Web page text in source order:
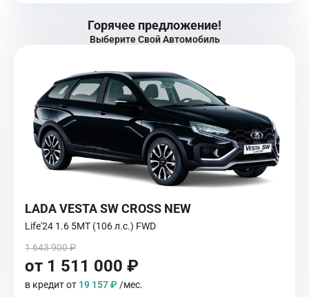
Горячее предложение!
Выберите Свой Автомобиль
LADA VESTA SW CROSS NEW
Life'24 1.6 5MT (106 л.с.) FWD
1 643 900 ₽
от 1 511 000 ₽
в кредит от 19 157 ₽ /мес.